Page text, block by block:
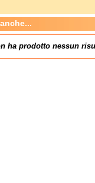
ha prodotto nessun